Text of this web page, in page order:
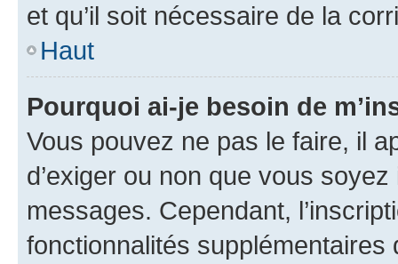
et qu’il soit nécessaire de la
Haut
Pourquoi ai-je besoin de
Vous pouvez ne pas le faire, il
d’exiger ou non que vous
messages. Cependant,
fonctionnalités